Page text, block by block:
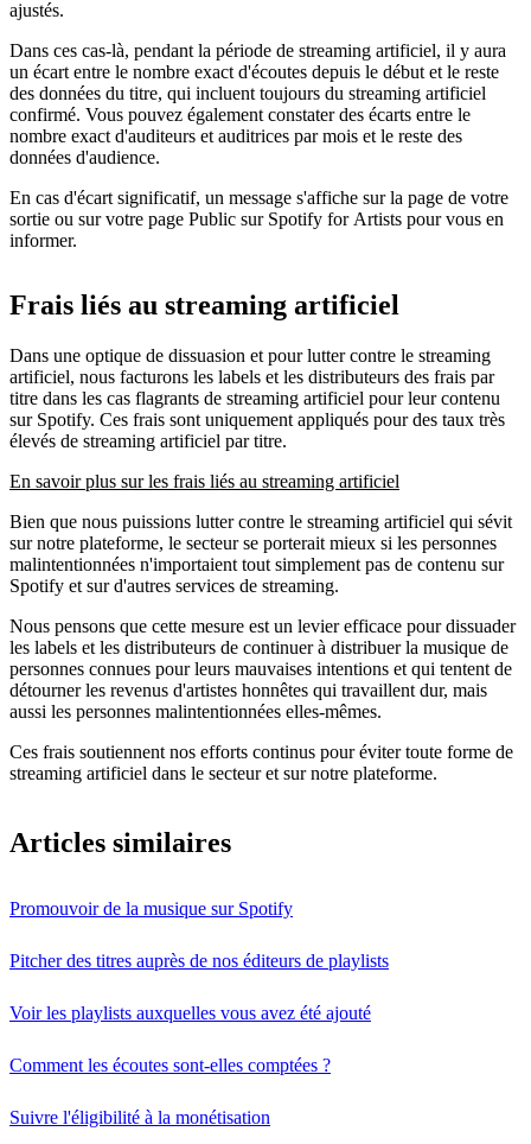
ajustés.
Dans ces cas-là, pendant la période de streaming artificiel, il y aura
un écart entre le nombre exact d'écoutes depuis le début et le reste
des données du titre, qui incluent toujours du streaming artificiel
confirmé. Vous pouvez également constater des écarts entre le
nombre exact d'auditeurs et auditrices par mois et le reste des
données d'audience.
En cas d'écart significatif, un message s'affiche sur la page de votre
sortie ou sur votre page Public sur Spotify for Artists pour vous en
informer.
Frais liés au streaming artificiel
Dans une optique de dissuasion et pour lutter contre le streaming
artificiel, nous facturons les labels et les distributeurs des frais par
titre dans les cas flagrants de streaming artificiel pour leur contenu
sur Spotify. Ces frais sont uniquement appliqués pour des taux très
élevés de streaming artificiel par titre.
En savoir plus sur les frais liés au streaming artificiel
Bien que nous puissions lutter contre le streaming artificiel qui sévit
sur notre plateforme, le secteur se porterait mieux si les personnes
malintentionnées n'importaient tout simplement pas de contenu sur
Spotify et sur d'autres services de streaming.
Nous pensons que cette mesure est un levier efficace pour dissuader
les labels et les distributeurs de continuer à distribuer la musique de
personnes connues pour leurs mauvaises intentions et qui tentent de
détourner les revenus d'artistes honnêtes qui travaillent dur, mais
aussi les personnes malintentionnées elles-mêmes.
Ces frais soutiennent nos efforts continus pour éviter toute forme de
streaming artificiel dans le secteur et sur notre plateforme.
Articles similaires
Promouvoir de la musique sur Spotify
Pitcher des titres auprès de nos éditeurs de playlists
Voir les playlists auxquelles vous avez été ajouté
Comment les écoutes sont-elles comptées ?
Suivre l'éligibilité à la monétisation